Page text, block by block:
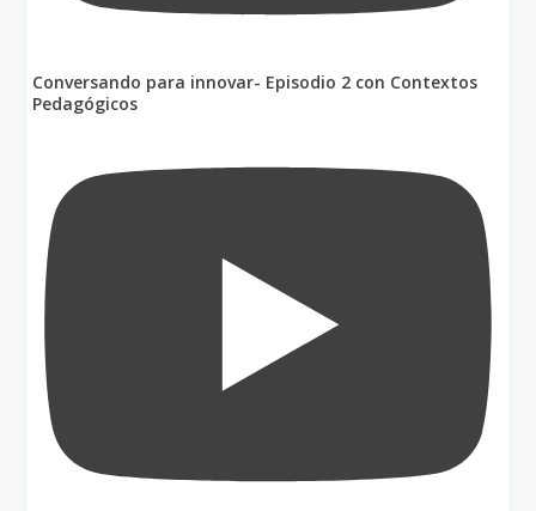
Conversando para innovar- Episodio 2 con Contextos
Pedagógicos